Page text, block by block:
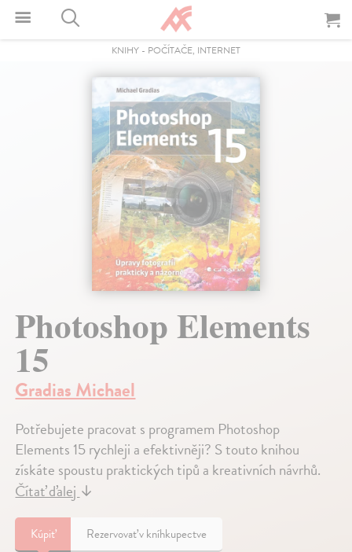
KNIHY - POČÍTAČE, INTERNET
Photoshop Elements
15
Gradias Michael
Potřebujete pracovat s programem Photoshop
Elements 15 rychleji a efektivněji? S touto knihou
získáte spoustu praktických tipů a kreativních návrhů.
Čítať ďalej ↓
Kúpiť Rezervovať v kníhkupectve